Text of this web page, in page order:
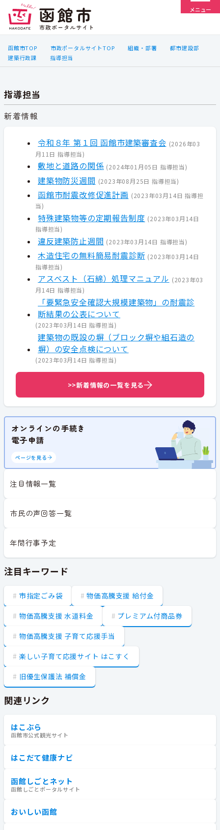
メニュー
函館市TOP 市政ポータルサイトTOP 組織・部署
都市建設部
建築行政課
指導担当
指導担当
新着情報
令和８年 第１回 函館市建築審査会 (2026年03
月11日 指導担当)
敷地と道路の関係 (2024年01月05日 指導担当)
建築物防災週間 (2023年08月25日 指導担当)
函館市耐震改修促進計画 (2023年03月14日 指導担
当)
特殊建築物等の定期報告制度 (2023年03月14日
指導担当)
違反建築防止週間 (2023年03月14日 指導担当)
木造住宅の無料簡易耐震診断 (2023年03月14日
指導担当)
アスベスト（石綿）処理マニュアル (2023年03
月14日 指導担当)
「要緊急安全確認大規模建築物」の耐震診
断結果の公表について
(2023年03月14日 指導担当)
建築物の既設の塀（ブロック塀や組石造の
塀）の安全点検について
(2023年03月14日 指導担当)
>>新着情報の一覧を見る
オンラインの手続き
電子申請
ページを見る
注目情報一覧
市民の声回答一覧
年間行事予定
注目キーワード
市指定ごみ袋 物価高騰支援 給付金
物価高騰支援 水道料金 プレミアム付商品券
物価高騰支援 子育て応援手当
楽しい子育て応援サイト はこすく
旧優生保護法 補償金
関連リンク
はこぶら
函館市公式観光サイト
はこだて健康ナビ
函館しごとネット
函館しごとポータルサイト
おいしい函館